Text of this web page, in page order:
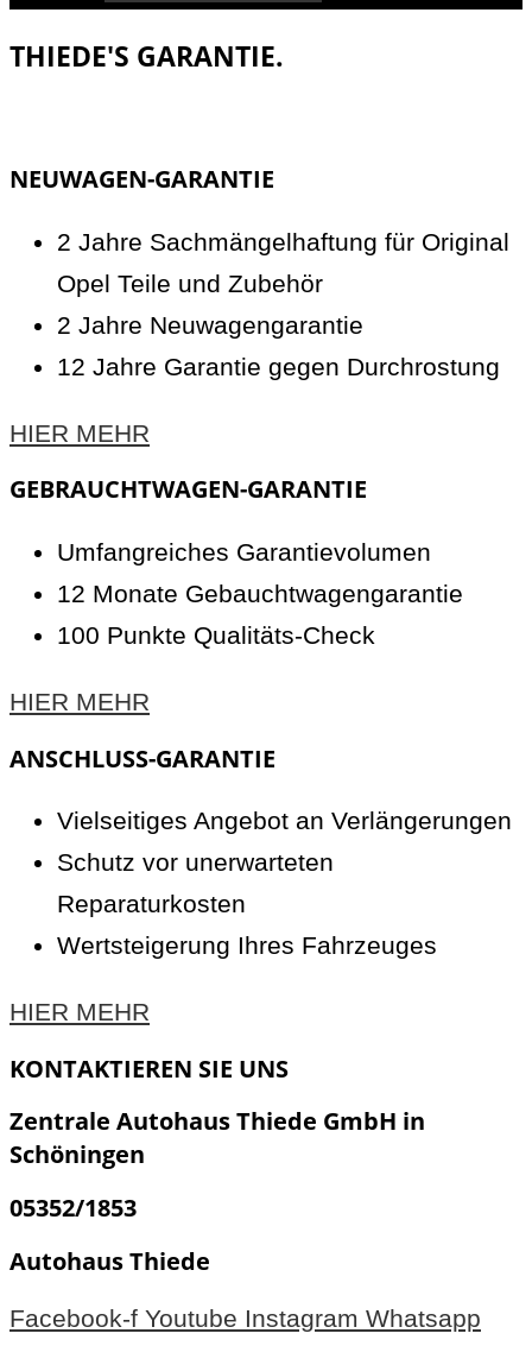
THIEDE'S GARANTIE.
NEUWAGEN-GARANTIE
2 Jahre Sachmängelhaftung für Original
Opel Teile und Zubehör
2 Jahre Neuwagengarantie
12 Jahre Garantie gegen Durchrostung
HIER MEHR
GEBRAUCHTWAGEN-GARANTIE
Umfangreiches Garantievolumen
12 Monate Gebauchtwagengarantie
100 Punkte Qualitäts-Check
HIER MEHR
ANSCHLUSS-GARANTIE
Vielseitiges Angebot an Verlängerungen
Schutz vor unerwarteten
Reparaturkosten
Wertsteigerung Ihres Fahrzeuges
HIER MEHR
KONTAKTIEREN SIE UNS
Zentrale Autohaus Thiede GmbH in
Schöningen
05352/1853
Autohaus Thiede
Facebook-f Youtube Instagram Whatsapp